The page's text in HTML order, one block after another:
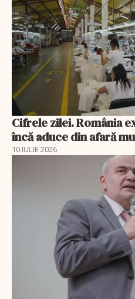
Cifrele zilei. România
încă aduce din afară
10 IULIE 2026